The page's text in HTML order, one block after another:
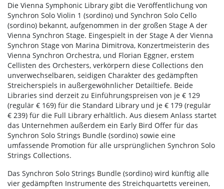
Die Vienna Symphonic Library gibt die Veröffentlichung von
Synchron Solo Violin 1 (sordino) und Synchron Solo Cello
(sordino) bekannt, aufgenommen in der großen Stage A der
Vienna Synchron Stage. Eingespielt in der Stage A der Vienna
Synchron Stage von Marina Dimitrova, Konzertmeisterin des
Vienna Synchron Orchestra, und Florian Eggner, erstem
Cellisten des Orchesters, verkörpern diese Collections den
unverwechselbaren, seidigen Charakter des gedämpften
Streicherspiels in außergewöhnlicher Detailtiefe. Beide
Libraries sind derzeit zu Einführungspreisen von je € 129
(regulär € 169) für die Standard Library und je € 179 (regulär
€ 239) für die Full Library erhältlich. Aus diesem Anlass startet
das Unternehmen außerdem ein Early Bird Offer für das
Synchron Solo Strings Bundle (sordino) sowie eine
umfassende Promotion für alle ursprünglichen Synchron Solo
Strings Collections.
Das Synchron Solo Strings Bundle (sordino) wird künftig alle
vier gedämpften Instrumente des Streichquartetts vereinen,